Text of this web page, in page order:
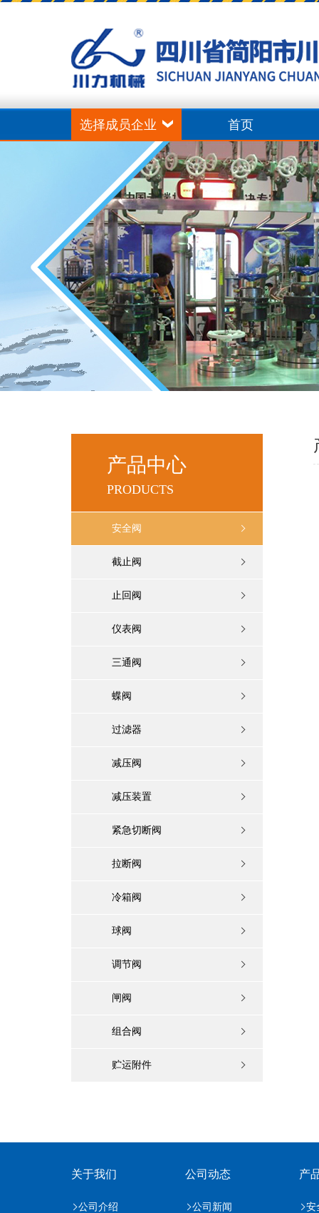
选择成员企业 首页
产品中心
PRODUCTS
安全阀
截止阀
止回阀
仪表阀
三通阀
蝶阀
过滤器
减压阀
减压装置
紧急切断阀
拉断阀
冷箱阀
球阀
调节阀
闸阀
组合阀
贮运附件
关于我们
公司介绍
公司动态
公司新闻
产
安